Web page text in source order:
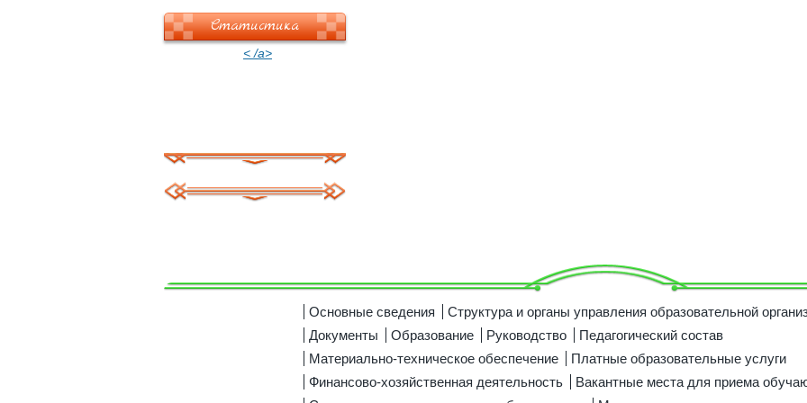
Статистика
< /a>
Основные сведения
Структура и органы управления образовательной
Документы
Образование Руководство
Педагогический состав
Материально-техническое обеспечение
Платные образовательные услуги
Финансово-хозяйственная деятельность
Вакантные места для приема